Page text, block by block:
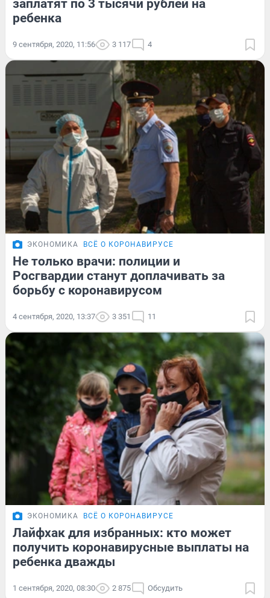
заплатят по 3 тысячи рублей на
ребенка
9 сентября, 2020, 11:56 3 117 4
ЭКОНОМИКА ВСЁ О КОРОНАВИРУСЕ
Не только врачи: полиции и
Росгвардии станут доплачивать за
борьбу с коронавирусом
4 сентября, 2020, 13:37 3 351 11
ЭКОНОМИКА ВСЁ О КОРОНАВИРУСЕ
Лайфхак для избранных: кто может
получить коронавирусные выплаты на
ребенка дважды
1 сентября, 2020, 08:30 2 875 Обсудить